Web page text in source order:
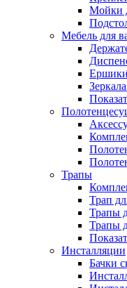
Мойки
Мебель для
Ершики
Трапы
Трап
Трапы
Трапы
Инсталляции
Бачки